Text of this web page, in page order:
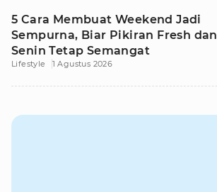
5 Cara Membuat Weekend Jadi
Sempurna, Biar Pikiran Fresh dan
Senin Tetap Semangat
Lifestyle 1 Agustus 2026